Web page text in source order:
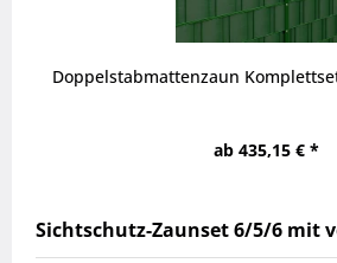
Doppelstabmattenzaun
ab 435,15 € *